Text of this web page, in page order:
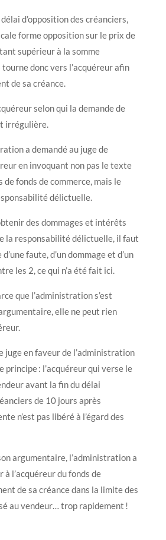
d’opposition des créanciers,
forme opposition sur le prix de
supérieur à la somme
donc vers l’acquéreur afin
de sa créance.
selon qui la demande de
irrégulière.
a demandé au juge de
en invoquant non pas le texte
fonds de commerce, mais le
délictuelle.
des dommages et intérêts
la responsabilité délictuelle, il faut
faute, d’un dommage et d’un
les 2, ce qui n’a été fait ici.
que l’administration s’est
elle ne peut rien
juge en faveur de l’administration
principe : l’acquéreur qui verse le
avant la fin du délai
de 10 jours après
n’est pas libéré à l’égard des
argumentaire, l’administration a
l’acquéreur du fonds de
de sa créance dans la limite des
au vendeur… trop rapidement !